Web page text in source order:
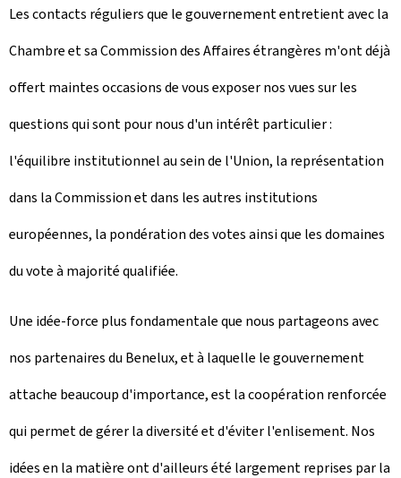
Les contacts réguliers que le gouvernement entretient avec la
Chambre et sa Commission des Affaires étrangères m'ont déjà
offert maintes occasions de vous exposer nos vues sur les
questions qui sont pour nous d'un intérêt particulier :
l'équilibre institutionnel au sein de l'Union, la représentation
dans la Commission et dans les autres institutions
européennes, la pondération des votes ainsi que les domaines
du vote à majorité qualifiée.
Une idée-force plus fondamentale que nous partageons avec
nos partenaires du Benelux, et à laquelle le gouvernement
attache beaucoup d'importance, est la coopération renforcée
qui permet de gérer la diversité et d'éviter l'enlisement. Nos
idées en la matière ont d'ailleurs été largement reprises par la